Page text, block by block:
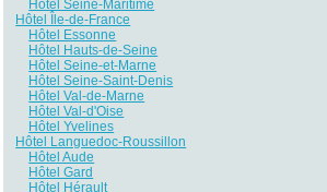
Hôtel Seine-Maritime
Hôtel Île-de-France
Hôtel Essonne
Hôtel Hauts-de-Seine
Hôtel Seine-et-Marne
Hôtel Seine-Saint-Denis
Hôtel Val-de-Marne
Hôtel Val-d'Oise
Hôtel Yvelines
Hôtel Languedoc-Roussillon
Hôtel Aude
Hôtel Gard
Hôtel Hérault